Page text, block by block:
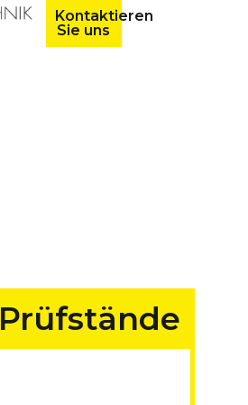
Kontaktieren
Sie uns
Prüfstände